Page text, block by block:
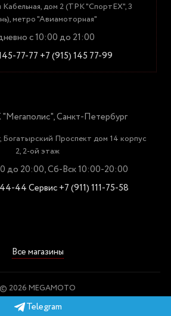
Кабельная, дом 2 (ТРК "СпортЕХ", 3
метро "Авиамоторная"
с 10:00 до 21:00
77-77 +7 (915) 145 77-99
Санкт-Петербург
Богатырский Проспект дом 14 корпус
2, 2-ой этаж
до 20:00, Сб-Вск 10:00-20:00
44-44Сервис +7 (911) 111-75-58
Все магазины
© 2026 MEGAMOTO
соглашение
Telegram